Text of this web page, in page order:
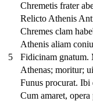
Chremetis frater
Relicto Athenis
Chremes clam
Athenis aliam
5
Fidicinam gnatum.
Athenas; moritur;
Funus procurat. Ibi
Cum amaret,